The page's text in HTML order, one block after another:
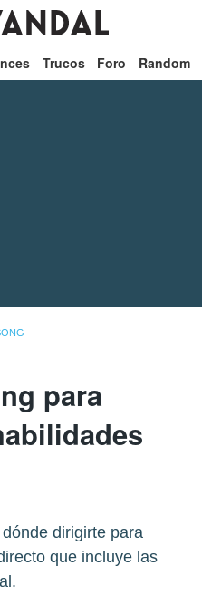
Trucos Foro Random
para
dirigirte para
que incluye las